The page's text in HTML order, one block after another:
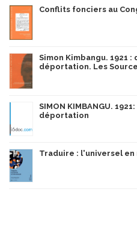
Conflits fonciers au
Simon Kimbangu. 1921
déportation. Les
SIMON KIMBANGU.
déportation
Traduire : l'universel en